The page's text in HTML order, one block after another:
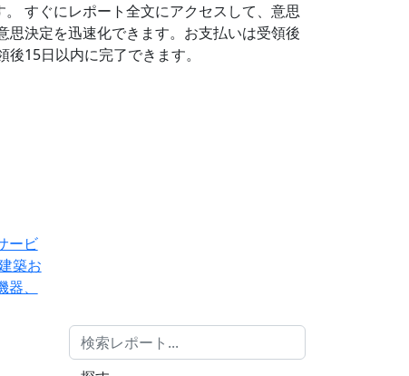
すぐにレポート全文にアクセスして、意思
決定を迅速化できます。お支払いは受領後
15日以内に完了できます。
ービ
築お
、